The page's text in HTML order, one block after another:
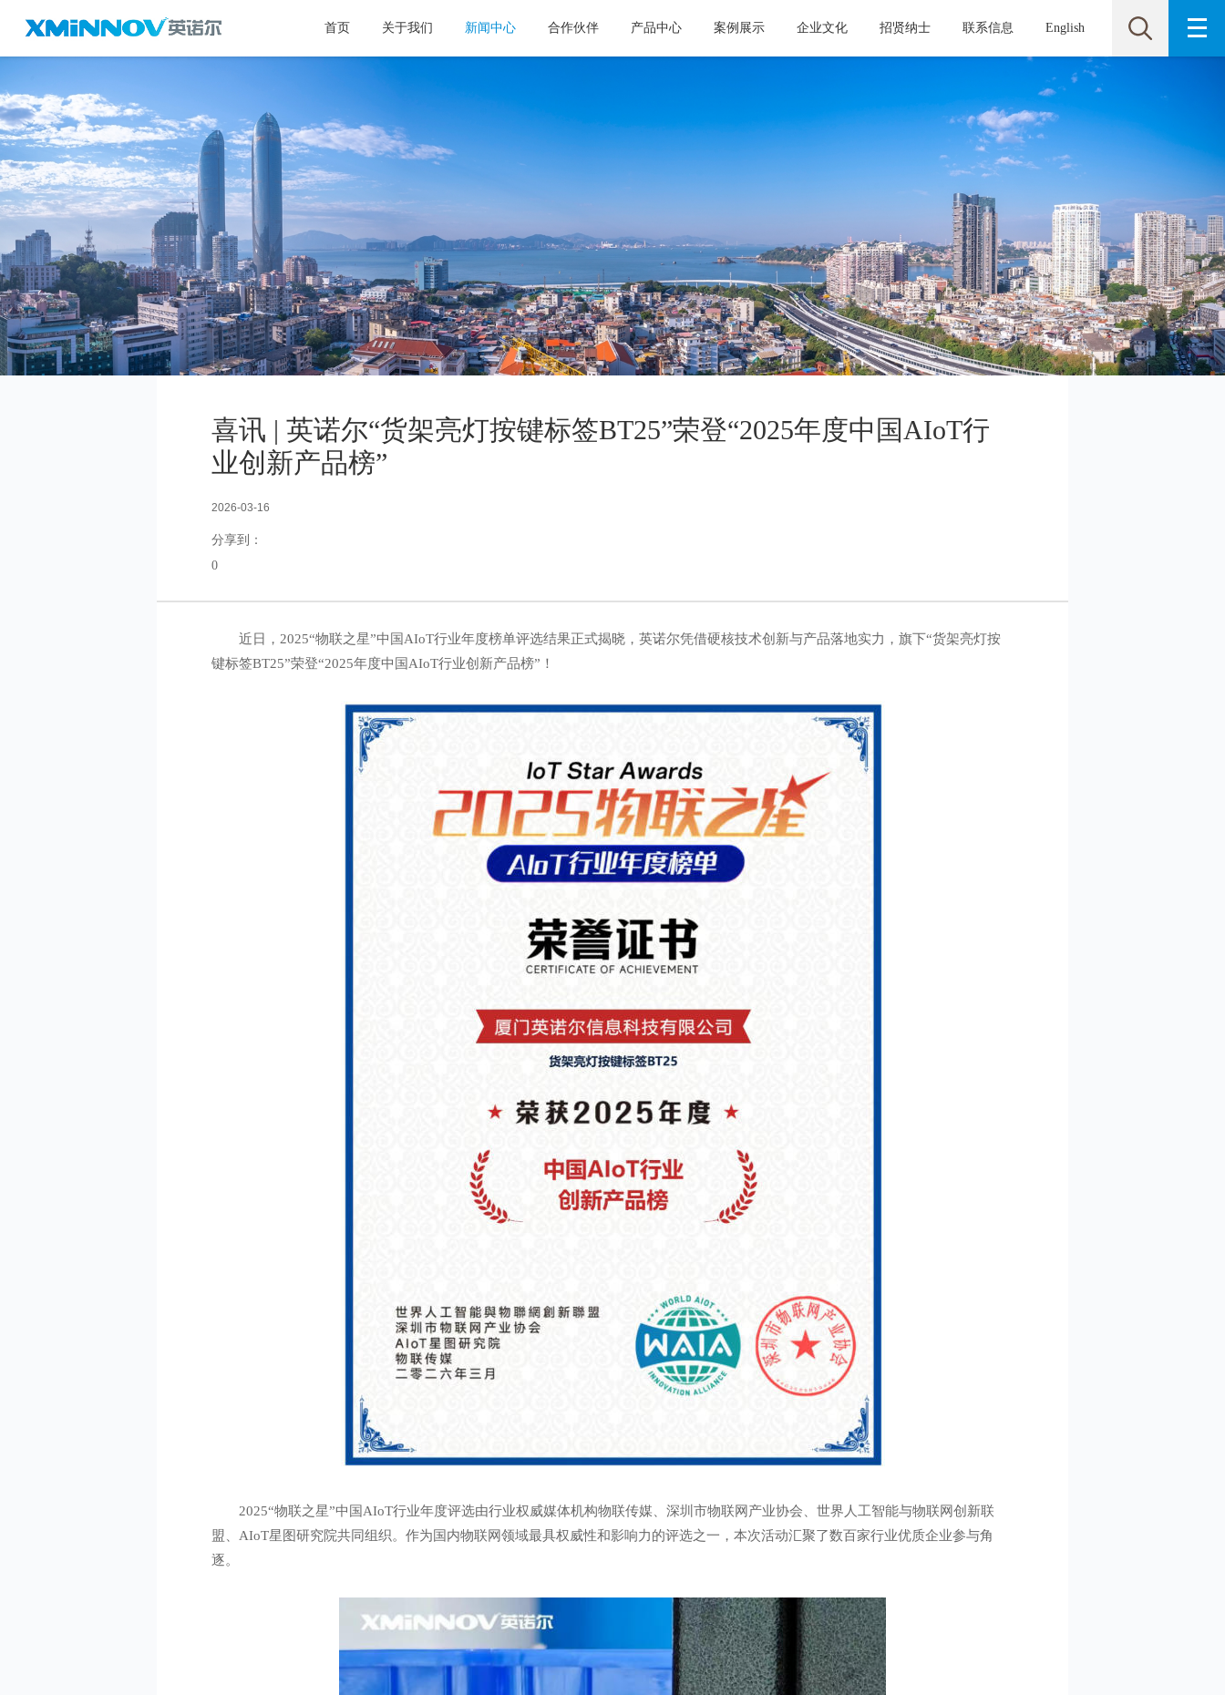
首页 关于我们 新闻中心 合作伙伴 产品中心 案例展示 企业文化 招贤纳士 联系信息 English
喜讯 | 英诺尔“货架亮灯按键标签BT25”荣登“2025年度中国AIoT行
业创新产品榜”
2026-03-16
分享到：
0
近日，2025“物联之星”中国AIoT行业年度榜单评选结果正式揭晓，英诺尔凭借硬核技术创新与产品落地实力，旗下“货架亮灯按
键标签BT25”荣登“2025年度中国AIoT行业创新产品榜”！
2025“物联之星”中国AIoT行业年度评选由行业权威媒体机构物联传媒、深圳市物联网产业协会、世界人工智能与物联网创新联
盟、AIoT星图研究院共同组织。作为国内物联网领域最具权威性和影响力的评选之一，本次活动汇聚了数百家行业优质企业参与角
逐。